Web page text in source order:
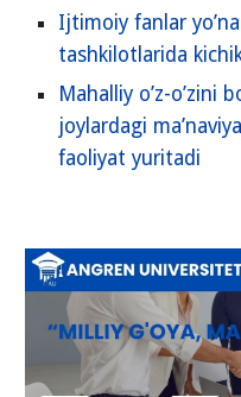
Ijtimoiy fanlar
tashkilotlarida
Mahalliy o’z-o’zini
joylardagi
faoliyat yuritadi